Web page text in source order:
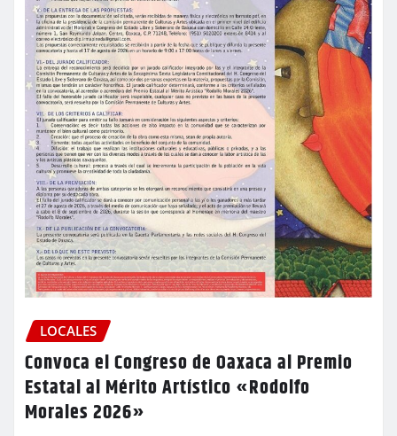
LOCALES
Convoca el Congreso de Oaxaca al Premio
Estatal al Mérito Artístico «Rodolfo
Morales 2026»